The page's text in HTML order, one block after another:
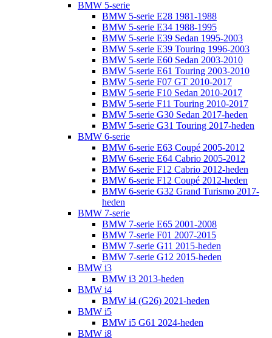
BMW 5-serie
BMW 5-serie E28 1981-1988
BMW 5-serie E34 1988-1995
BMW 5-serie E39 Sedan 1995-2003
BMW 5-serie E39 Touring 1996-2003
BMW 5-serie E60 Sedan 2003-2010
BMW 5-serie E61 Touring 2003-2010
BMW 5-serie F07 GT 2010-2017
BMW 5-serie F10 Sedan 2010-2017
BMW 5-serie F11 Touring 2010-2017
BMW 5-serie G30 Sedan 2017-heden
BMW 5-serie G31 Touring 2017-heden
BMW 6-serie
BMW 6-serie E63 Coupé 2005-2012
BMW 6-serie E64 Cabrio 2005-2012
BMW 6-serie F12 Cabrio 2012-heden
BMW 6-serie F12 Coupé 2012-heden
BMW 6-serie G32 Grand Turismo 2017-
heden
BMW 7-serie
BMW 7-serie E65 2001-2008
BMW 7-serie F01 2007-2015
BMW 7-serie G11 2015-heden
BMW 7-serie G12 2015-heden
BMW i3
BMW i3 2013-heden
BMW i4
BMW i4 (G26) 2021-heden
BMW i5
BMW i5 G61 2024-heden
BMW i8